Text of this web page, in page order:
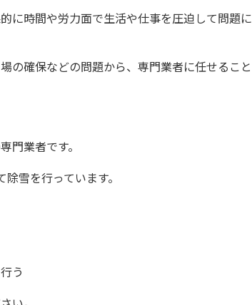
に時間や労力面で生活や仕事を圧迫して問題に
の確保などの問題から、専門業者に任せること
門業者です。
雪を行っています。
う